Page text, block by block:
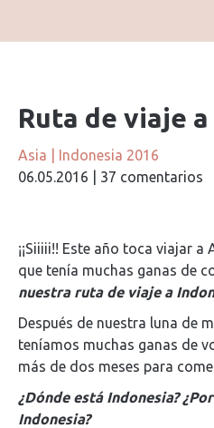
Ruta de viaje
Asia
Indonesia 2016
06.05.2016
37 comentarios
¡¡Siiiii!! Este año toca viajar
que tenía muchas ganas de
nuestra ruta de viaje a
Después de nuestra luna de
teníamos muchas ganas de
más de dos meses para
¿Dónde está Indonesia?
Indonesia?